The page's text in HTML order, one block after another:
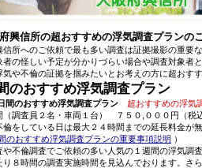
興信所の超おすすめの浮気調査プランの
信所へのご依頼で最も多い調査は証拠撮影の重要
者の怪しい予定が分かりづらい場合や調査対象者
気や不倫の証拠を掴みたいとお考えの方に超おす
のおすすめ浮気調査プラン
間のおすすめ浮気調査プラン
超おすすめの浮気
（調査員２名・車両１台） ７５０,０００円（税込
倫をしている日は最大２４時間までの延長料金が
のおすすめ浮気調査プランの重要事項説明 ）
や不倫調査でご依頼の多い人気の１週間の浮気調
り８時間の調査実施時間を見込んでおります。さ